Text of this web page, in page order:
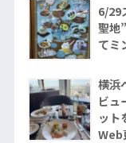
6/29
聖地
てミ
横浜
ビュ
ット
Web